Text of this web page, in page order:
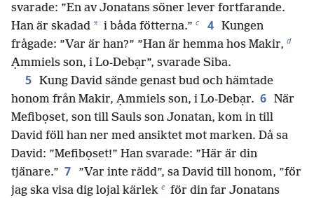
svarade: ”En av Jonatans söner lever fortfarande.
Han är skadad * i båda fötterna.” c 4 Kungen
frågade: ”Var är han?” ”Han är hemma hos Makir, d
Ạmmiels son, i Lo-Debạr”, svarade Siba.
5 Kung David sände genast bud och hämtade
honom från Makir, Ạmmiels son, i Lo-Debạr. 6 När
Mefibọset, son till Sauls son Jonatan, kom in till
David föll han ner med ansiktet mot marken. Då sa
David: ”Mefibọset!” Han svarade: ”Här är din
tjänare.” 7
”Var inte rädd”, sa David till honom, ”för
jag ska visa dig lojal kärlek e för din far Jonatans